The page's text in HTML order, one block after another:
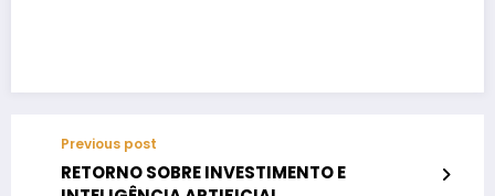
Previous post
RETORNO SOBRE INVESTIMENTO E